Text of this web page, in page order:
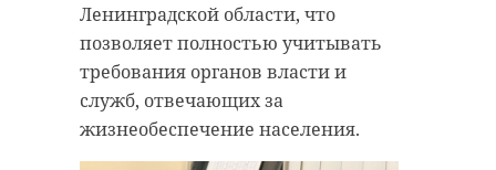
Ленинградской области, что
позволяет полностью учитывать
требования органов власти и
служб, отвечающих за
жизнеобеспечение населения.